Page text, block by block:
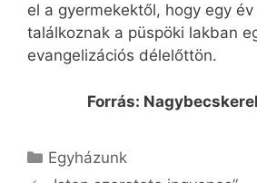
el a gyermekektől, hogy egy
találkoznak a püspöki lakban
evangelizációs délelőttön.
Forrás:
Kategória
Egyházunk